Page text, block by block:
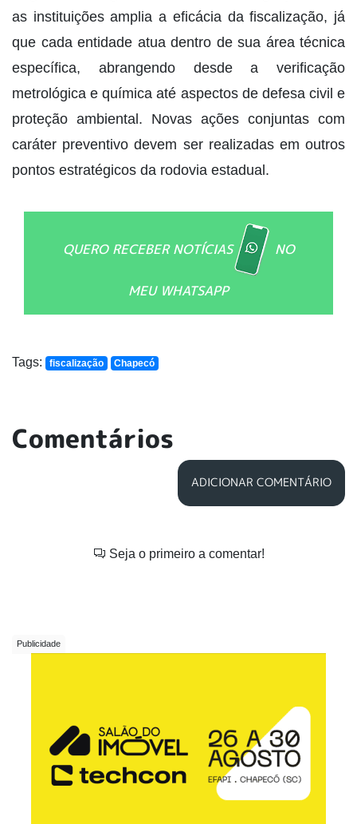
as instituições amplia a eficácia da fiscalização, já
que cada entidade atua dentro de sua área técnica
específica, abrangendo desde a verificação
metrológica e química até aspectos de defesa civil e
proteção ambiental. Novas ações conjuntas com
caráter preventivo devem ser realizadas em outros
pontos estratégicos da rodovia estadual.
QUERO RECEBER NOTÍCIAS NO
MEU WHATSAPP
Tags: fiscalização Chapecó
Comentários
ADICIONAR COMENTÁRIO
Seja o primeiro a comentar!